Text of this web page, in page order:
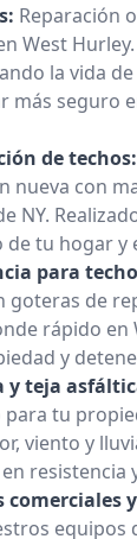
Reparación
West
la vida
más seguro
de techos:
nueva con
NY.
tu hogar y
para
goteras de
rápido en
y
y teja
para tu
viento y
resistencia
comerciales
equipos